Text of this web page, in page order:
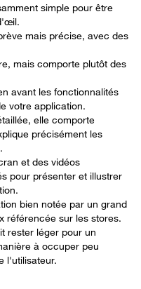
simple pour être
mais précise, avec des
mais comporte plutôt des
avant les fonctionnalités
votre application.
elle comporte
précisément les
et des vidéos
pour présenter et illustrer
bien notée par un grand
référencée sur les stores.
rester léger pour un
à occuper peu
l'utilisateur.